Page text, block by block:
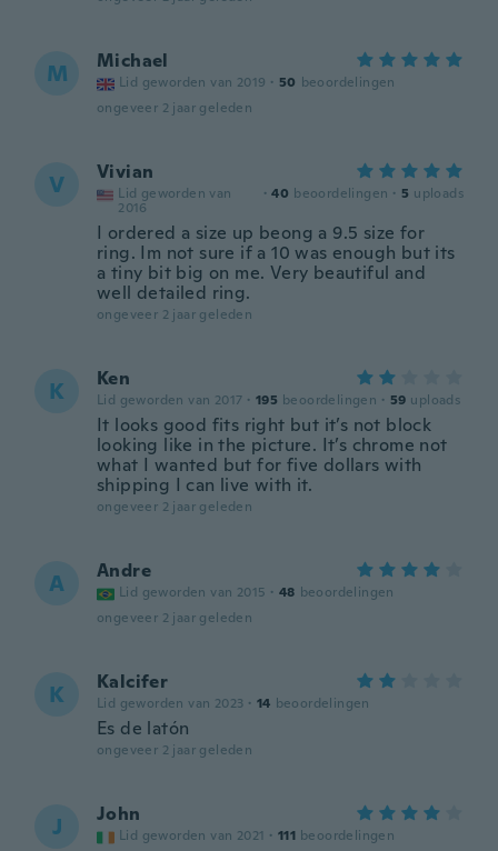
M Michael
Lid geworden van 2019 · 50 beoordelingen
ongeveer 2 jaar geleden
V Vivian
Lid geworden van
2016
· 40 beoordelingen · 5 uploads
I ordered a size up beong a 9.5 size for
ring. Im not sure if a 10 was enough but its
a tiny bit big on me. Very beautiful and
well detailed ring.
ongeveer 2 jaar geleden
K Ken
Lid geworden van 2017 · 195 beoordelingen · 59 uploads
It looks good fits right but it’s not block
looking like in the picture. It’s chrome not
what I wanted but for five dollars with
shipping I can live with it.
ongeveer 2 jaar geleden
A Andre
Lid geworden van 2015 · 48 beoordelingen
ongeveer 2 jaar geleden
K Kalcifer
Lid geworden van 2023 · 14 beoordelingen
Es de latón
ongeveer 2 jaar geleden
J John
Lid geworden van 2021 · 111 beoordelingen